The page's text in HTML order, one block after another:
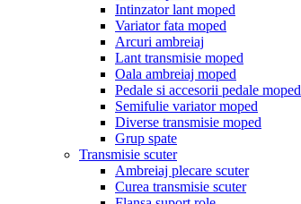
Intinzator lant moped
Variator fata moped
Arcuri ambreiaj
Lant transmisie moped
Oala ambreiaj moped
Pedale si accesorii pedale moped
Semifulie variator moped
Diverse transmisie moped
Grup spate
Transmisie scuter
Ambreiaj plecare scuter
Curea transmisie scuter